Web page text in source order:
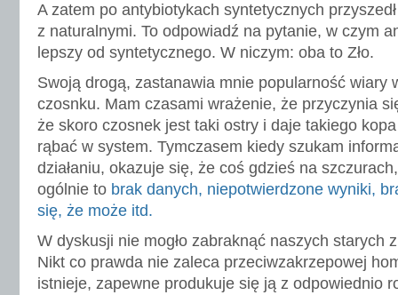
A zatem po antybiotykach syntetycznych
z naturalnymi. To odpowiadź na pytanie, w czym
lepszy od syntetycznego. W niczym: oba to Zło.
Swoją drogą, zastanawia mnie popularność wiary
czosnku. Mam czasami wrażenie, że przyczynia
że skoro czosnek jest taki ostry i daje takiego
rąbać w system. Tymczasem kiedy szukam
działaniu, okazuje się, że coś gdzieś na
ogólnie to brak danych, niepotwierdzone wyniki,
się, że może itd.
W dyskusji nie mogło zabraknąć naszych starych
Nikt co prawda nie zaleca przeciwzakrzepowej
istnieje, zapewne produkuje się ją z odpowiednio